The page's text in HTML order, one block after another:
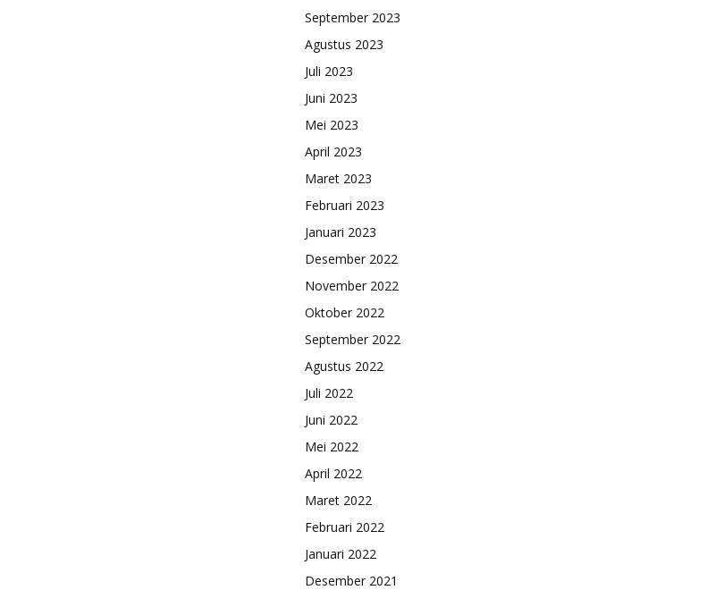
September 2023
Agustus 2023
Juli 2023
Juni 2023
Mei 2023
April 2023
Maret 2023
Februari 2023
Januari 2023
Desember 2022
November 2022
Oktober 2022
September 2022
Agustus 2022
Juli 2022
Juni 2022
Mei 2022
April 2022
Maret 2022
Februari 2022
Januari 2022
Desember 2021